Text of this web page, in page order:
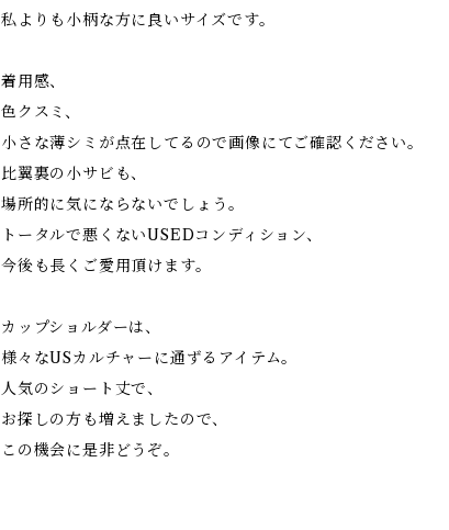
私よりも小柄な方に良いサイズです。
着用感、
色クスミ、
小さな薄シミが点在してるので画像にてご確認ください。
比翼裏の小サビも、
場所的に気にならないでしょう。
トータルで悪くないUSEDコンディション、
今後も長くご愛用頂けます。
カップショルダーは、
様々なUSカルチャーに通ずるアイテム。
人気のショート丈で、
お探しの方も増えましたので、
この機会に是非どうぞ。